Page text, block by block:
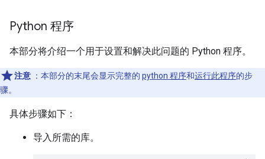
Python 程序
本部分将介绍一个用于设置和解决此问题的 Python 程序。
注意 ：本部分的末尾会显示完整的 python 程序和运行此程序的步
骤。
具体步骤如下：
导入所需的库。